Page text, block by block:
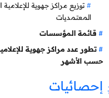
توزيع مراكز جهوية
المعتمديات
قائمة المؤسسات
تطور عدد مراكز جهوية
حسب الأشهر
إحصائيات